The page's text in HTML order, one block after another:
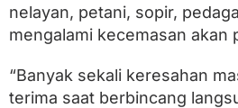
nelayan, petani, sopir,
mengalami kecemasan akan
“Banyak sekali keresahan
terima saat berbincang